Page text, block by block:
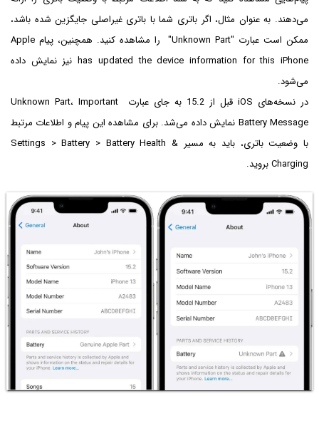
می‌دهند. به عنوان مثال، اگر باتری شما با باتری غیراصلی جایگزین شده باشد،
ممکن است عبارت "Unknown Part" را مشاهده کنید. همچنین، پیام Apple
has updated the device information for this iPhone نیز نمایش داده
می‌شود.
در نسخه‌های iOS قبل از 15.2 به جای عبارت Unknown Part، Important
Battery Message نمایش داده می‌شد. برای مشاهده این پیام و اطلاعات مرتبط
با وضعیت باتری، باید به مسیر Settings > Battery > Battery Health &
Charging بروید.